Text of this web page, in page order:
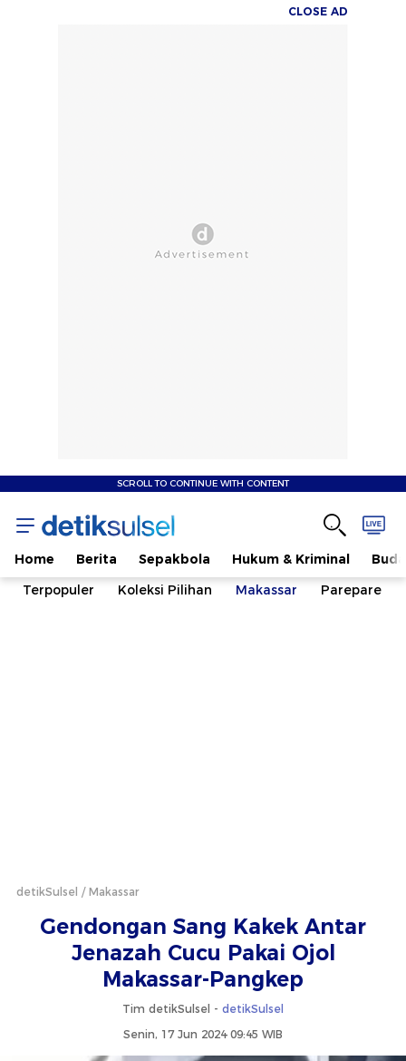
CLOSE AD
SCROLL TO CONTINUE WITH CONTENT
Home Berita Sepakbola Hukum & Kriminal
Terpopuler
Koleksi Pilihan Makassar Parepare
detikSulsel Makassar
Gendongan Sang Kakek Antar
Jenazah Cucu Pakai Ojol
Makassar-Pangkep
Tim detikSulsel - detikSulsel
Senin, 17 Jun 2024 09:45 WIB